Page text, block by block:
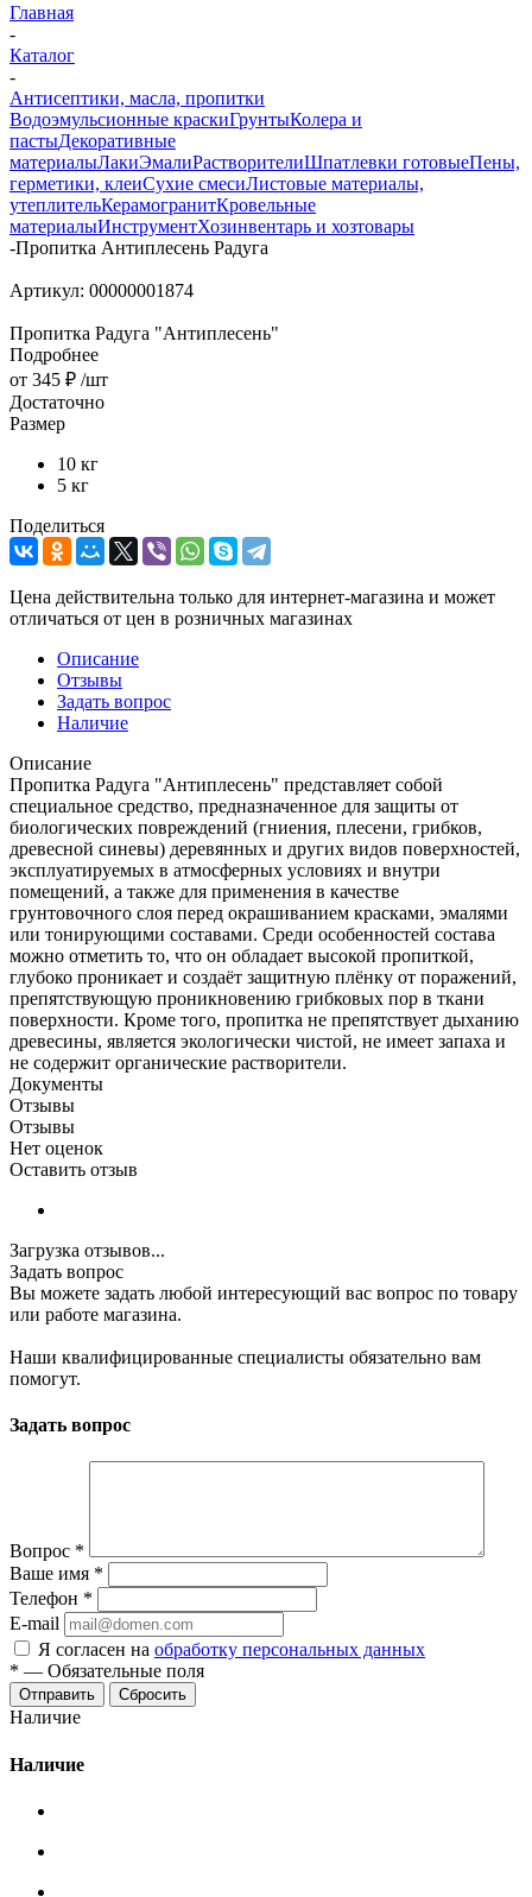
Главная
-
Каталог
-
Антисептики, масла, пропитки
Водоэмульсионные краскиГрунтыКолера и
пастыДекоративные
материалыЛакиЭмалиРастворителиШпатлевки готовыеПены,
герметики, клеиСухие смесиЛистовые материалы,
утеплительКерамогранитКровельные
материалыИнструментХозинвентарь и хозтовары
-Пропитка Антиплесень Радуга
Артикул: 00000001874
Пропитка Радуга "Антиплесень"
Подробнее
от 345 ₽ /шт
Достаточно
Размер
10 кг
5 кг
Поделиться
Цена действительна только для интернет-магазина и может
отличаться от цен в розничных магазинах
Описание
Отзывы
Задать вопрос
Наличие
Описание
Пропитка Радуга "Антиплесень" представляет собой
специальное средство, предназначенное для защиты от
биологических повреждений (гниения, плесени, грибков,
древесной синевы) деревянных и других видов поверхностей,
эксплуатируемых в атмосферных условиях и внутри
помещений, а также для применения в качестве
грунтовочного слоя перед окрашиванием красками, эмалями
или тонирующими составами. Среди особенностей состава
можно отметить то, что он обладает высокой пропиткой,
глубоко проникает и создаёт защитную плёнку от поражений,
препятствующую проникновению грибковых пор в ткани
поверхности. Кроме того, пропитка не препятствует дыханию
древесины, является экологически чистой, не имеет запаха и
не содержит органические растворители.
Документы
Отзывы
Отзывы
Нет оценок
Оставить отзыв
Загрузка отзывов...
Задать вопрос
Вы можете задать любой интересующий вас вопрос по товару
или работе магазина.
Наши квалифицированные специалисты обязательно вам
помогут.
Задать вопрос
Вопрос *
Ваше имя *
Телефон *
E-mail
Я согласен на обработку персональных данных
* — Обязательные поля
Сбросить
Наличие
Наличие